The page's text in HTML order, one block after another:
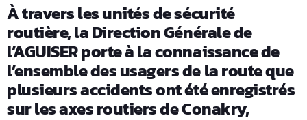
À travers les unités de sécurité
routière, la Direction Générale de
l’AGUISER porte à la connaissance de
l’ensemble des usagers de la route que
plusieurs accidents ont été enregistrés
sur les axes routiers de Conakry,